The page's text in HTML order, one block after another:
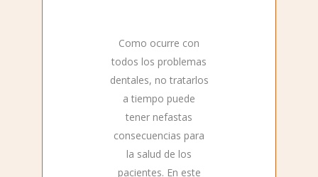
Como ocurre con
todos los problemas
dentales, no tratarlos
a tiempo puede
tener nefastas
consecuencias para
la salud de los
pacientes. En este